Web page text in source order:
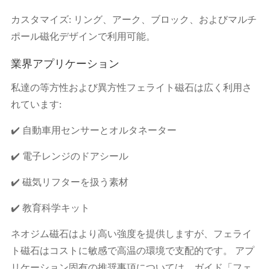
カスタマイズ: リング、アーク、ブロック、およびマルチ
ポール磁化デザインで利用可能。
業界アプリケーション
私達の等方性および異方性フェライト磁石は広く利用さ
れています:
✔️ 自動車用センサーとオルタネーター
✔️ 電子レンジのドアシール
✔️ 磁気リフターを扱う素材
✔️ 教育科学キット
ネオジム磁石はより高い強度を提供しますが、フェライ
ト磁石はコストに敏感で高温の環境で支配的です。 アプ